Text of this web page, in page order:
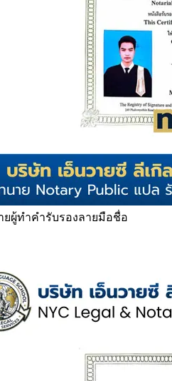
ยผู้ทำคำรับรองลายมือชื่อ